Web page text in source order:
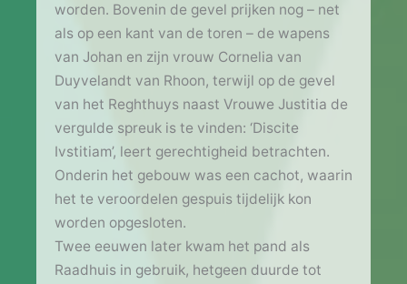
worden. Bovenin de gevel prijken nog – net
als op een kant van de toren – de wapens
van Johan en zijn vrouw Cornelia van
Duyvelandt van Rhoon, terwijl op de gevel
van het Reghthuys naast Vrouwe Justitia de
vergulde spreuk is te vinden: ‘Discite
Ivstitiam’, leert gerechtigheid betrachten.
Onderin het gebouw was een cachot, waarin
het te veroordelen gespuis tijdelijk kon
worden opgesloten.
Twee eeuwen later kwam het pand als
Raadhuis in gebruik, hetgeen duurde tot